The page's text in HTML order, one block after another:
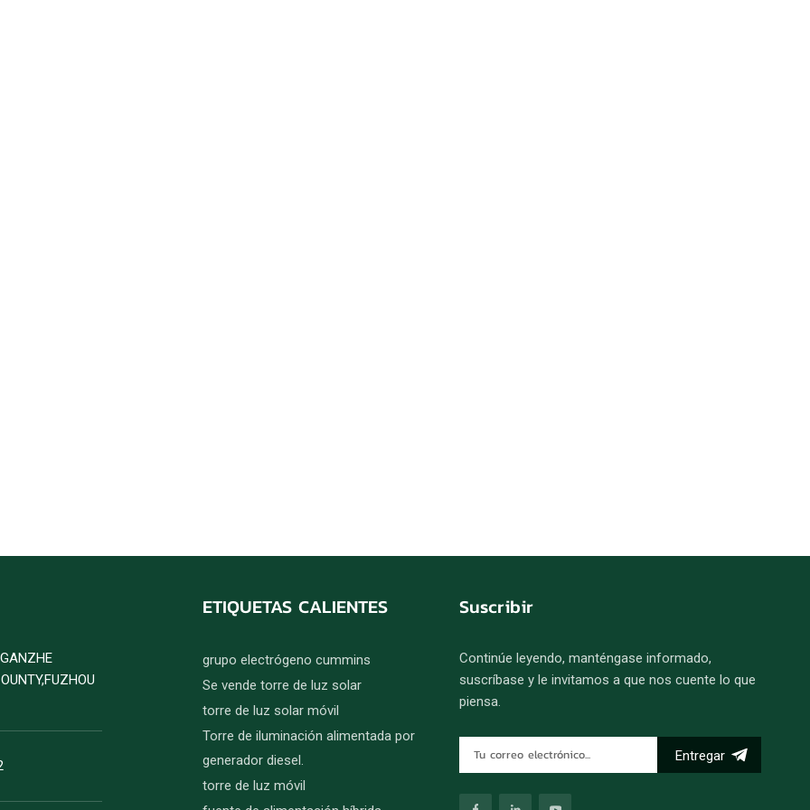
ETIQUETAS CALIENTES
grupo electrógeno cummins
Se vende torre de luz solar
torre de luz solar móvil
Torre de iluminación alimentada por
generador diesel.
torre de luz móvil
Suscribir
Continúe leyendo, manténgase informado,
suscríbase y le invitamos a que nos cuente lo que
piensa.
Entregar